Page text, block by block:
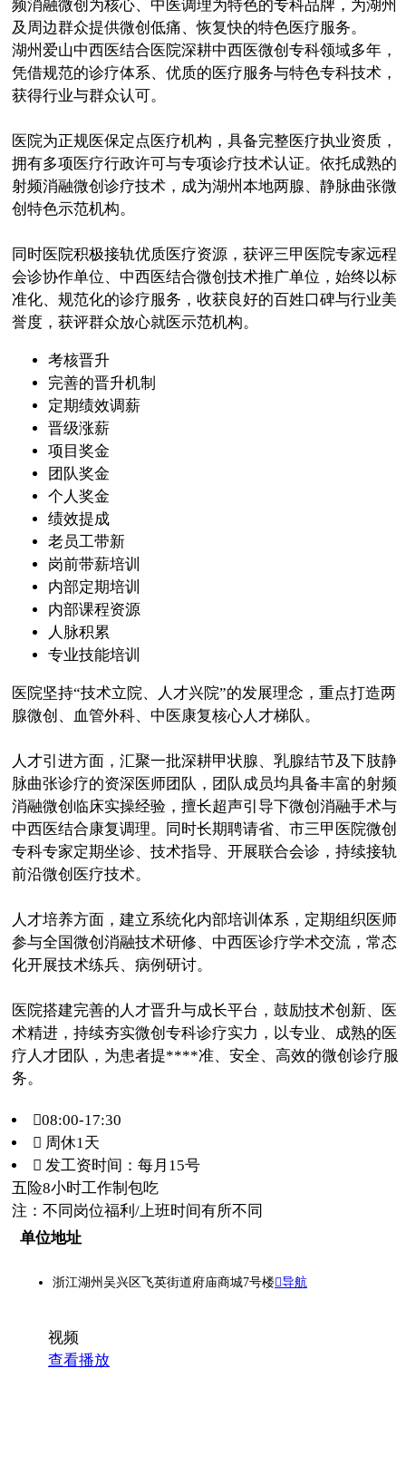
频消融微创为核心、中医调理为特色的专科品牌，为湖州
及周边群众提供微创低痛、恢复快的特色医疗服务。
湖州爱山中西医结合医院深耕中西医微创专科领域多年，
凭借规范的诊疗体系、优质的医疗服务与特色专科技术，
获得行业与群众认可。
医院为正规医保定点医疗机构，具备完整医疗执业资质，
拥有多项医疗行政许可与专项诊疗技术认证。依托成熟的
射频消融微创诊疗技术，成为湖州本地两腺、静脉曲张微
创特色示范机构。
同时医院积极接轨优质医疗资源，获评三甲医院专家远程
会诊协作单位、中西医结合微创技术推广单位，始终以标
准化、规范化的诊疗服务，收获良好的百姓口碑与行业美
誉度，获评群众放心就医示范机构。
考核晋升
完善的晋升机制
定期绩效调薪
晋级涨薪
项目奖金
团队奖金
个人奖金
绩效提成
老员工带新
岗前带薪培训
内部定期培训
内部课程资源
人脉积累
专业技能培训
医院坚持“技术立院、人才兴院”的发展理念，重点打造两
腺微创、血管外科、中医康复核心人才梯队。
人才引进方面，汇聚一批深耕甲状腺、乳腺结节及下肢静
脉曲张诊疗的资深医师团队，团队成员均具备丰富的射频
消融微创临床实操经验，擅长超声引导下微创消融手术与
中西医结合康复调理。同时长期聘请省、市三甲医院微创
专科专家定期坐诊、技术指导、开展联合会诊，持续接轨
前沿微创医疗技术。
人才培养方面，建立系统化内部培训体系，定期组织医师
参与全国微创消融技术研修、中西医诊疗学术交流，常态
化开展技术练兵、病例研讨。
医院搭建完善的人才晋升与成长平台，鼓励技术创新、医
术精进，持续夯实微创专科诊疗实力，以专业、成熟的医
疗人才团队，为患者提****准、安全、高效的微创诊疗服
务。
08:00-17:30
 周休1天
 发工资时间：每月15号
五险8小时工作制 包吃
注：不同岗位福利/上班时间有所不同
单位地址
浙江湖州吴兴区飞英街道府庙商城7号楼导航
视频
查看播放